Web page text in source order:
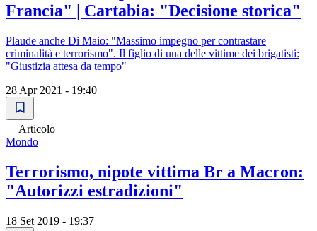
Francia" | Cartabia: "Decisione storica"
Plaude anche Di Maio: "Massimo impegno per contrastare
criminalità e terrorismo". Il figlio di una delle vittime dei brigatisti:
"Giustizia attesa da tempo"
28 Apr 2021 - 19:40
Articolo
Mondo
Terrorismo, nipote vittima Br a Macron:
"Autorizzi estradizioni"
18 Set 2019 - 19:37